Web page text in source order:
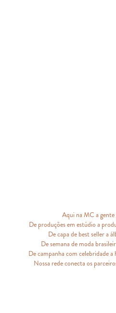
Aqui na MC a
De produções em estúdio a
De capa de best seller a
De semana de moda
De campanha com celebridade a
Nossa rede conecta os